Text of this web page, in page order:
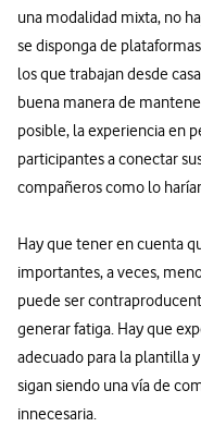
una modalidad mixta, no
se disponga de
los que trabajan desde
buena manera de
posible, la experiencia en
participantes a conectar
compañeros como lo
Hay que tener en cuenta
importantes, a veces,
puede ser
generar fatiga. Hay que
adecuado para la plantilla
sigan siendo una vía de
innecesaria.